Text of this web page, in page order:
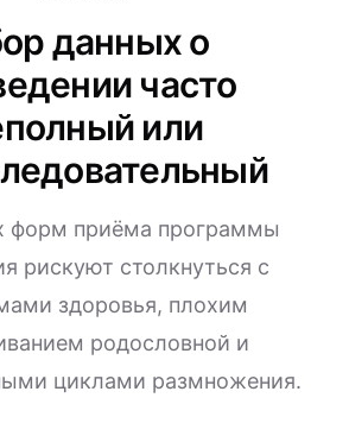
данных о
часто
или
форм приёма программы
рискуют столкнуться с
здоровья, плохим
родословной и
циклами размножения.